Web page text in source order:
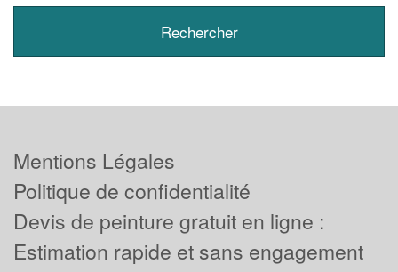
Mentions Légales
Politique de confidentialité
Devis de peinture gratuit en ligne :
Estimation rapide et sans engagement